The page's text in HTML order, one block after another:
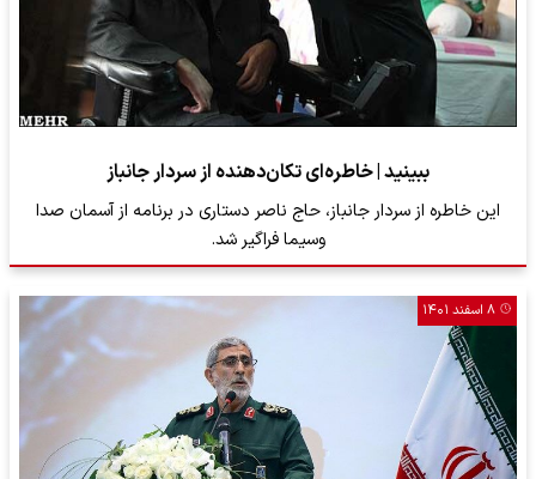
ببینید | خاطره‌ای تکان‌دهنده از سردار جانباز
این خاطره از سردار جانباز، حاج ناصر دستاری در برنامه از آسمان صدا
وسیما فراگیر شد.
۸ اسفند ۱۴۰۱